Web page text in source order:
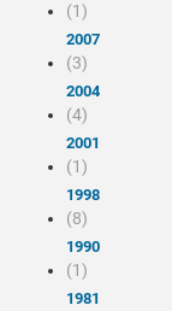
(1)
2007
(3)
2004
(4)
2001
(1)
1998
(8)
1990
(1)
1981